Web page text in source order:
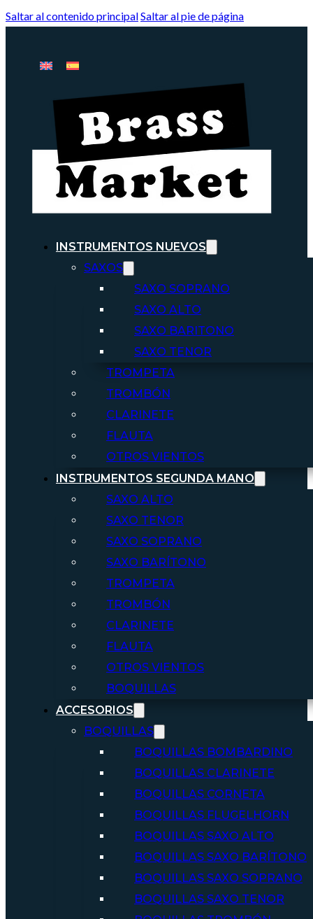
Saltar al contenido principalSaltar al pie de página
INSTRUMENTOS NUEVOS
SAXOS
SAXO SOPRANO
SAXO ALTO
SAXO BARITONO
SAXO TENOR
TROMPETA
TROMBÓN
CLARINETE
FLAUTA
OTROS VIENTOS
INSTRUMENTOS SEGUNDA MANO
SAXO ALTO
SAXO TENOR
SAXO SOPRANO
SAXO BARÍTONO
TROMPETA
TROMBÓN
CLARINETE
FLAUTA
OTROS VIENTOS
BOQUILLAS
ACCESORIOS
BOQUILLAS
BOQUILLAS BOMBARDINO
BOQUILLAS CLARINETE
BOQUILLAS CORNETA
BOQUILLAS FLUGELHORN
BOQUILLAS SAXO ALTO
BOQUILLAS SAXO BARÍTONO
BOQUILLAS SAXO SOPRANO
BOQUILLAS SAXO TENOR